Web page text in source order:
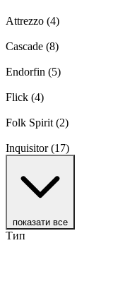
Attrezzo (4)
Cascade (8)
Endorfin (5)
Flick (4)
Folk Spirit(2)
Inquisitor(17)
показати все
Тип